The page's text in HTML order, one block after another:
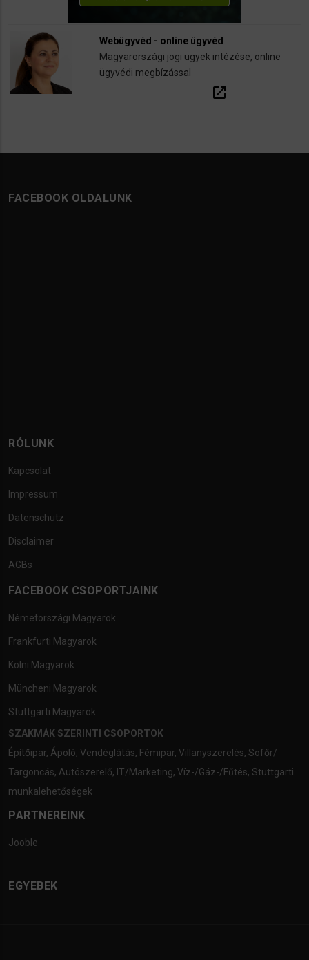
Webügyvéd - online ügyvéd
Magyarországi jogi ügyek intézése, online
ügyvédi megbízással
open_in_new
FACEBOOK OLDALUNK
RÓLUNK
Kapcsolat
Impressum
Datenschutz
Disclaimer
AGBs
FACEBOOK CSOPORTJAINK
Németországi Magyarok
Frankfurti Magyarok
Kölni Magyarok
Müncheni Magyarok
Stuttgarti Magyarok
SZAKMÁK SZERINTI CSOPORTOK
Építőipar, Ápoló, Vendéglátás, Fémipar, Villanyszerelés, Sofőr/
Targoncás, Autószerelő, IT/Marketing, Víz-/Gáz-/Fűtés, Stuttgarti
munkalehetőségek
PARTNEREINK
Jooble
EGYEBEK